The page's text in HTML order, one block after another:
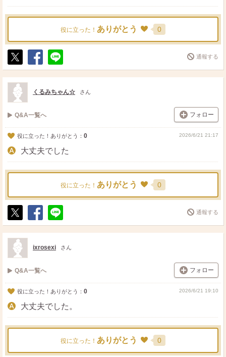
役に立った！ ありがとう 0
ポ
ス
ト
シ
ェ
送
る
通報する
くるみちゃん☆ さん
Q&A一覧へ フォロー
役に立った！ありがとう： 0 2026/6/21 21:17
大丈夫でした
役に立った！ ありがとう 0
ポ
ス
ト
シ
ェ
送
る
通報する
ixrosexi さん
Q&A一覧へ フォロー
役に立った！ありがとう： 0 2026/6/21 19:10
大丈夫でした。
役に立った！ ありがとう 0